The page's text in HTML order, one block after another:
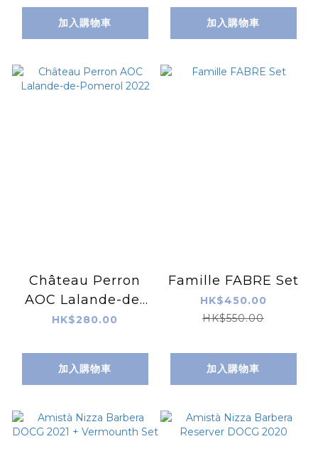
加入購物車 加入購物車
Château Perron
AOC Lalande-de-
Pomerol 2022
HK$280.00
加入購物車
Famille FABRE Set
HK$450.00
HK$550.00
加入購物車